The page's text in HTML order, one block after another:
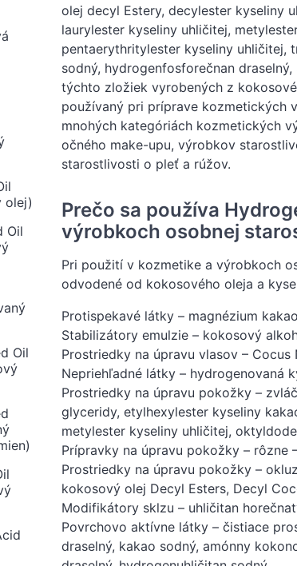
olej)
Oil
Oil
olej decyl Estery, decylester kyseliny
laurylester kyseliny uhličitej,
pentaerythritylester kyseliny uhličitej,
sodný, hydrogenfosforečnan
týchto zložiek vyrobených z
používaný pri príprave kozmetických
mnohých kategóriách kozmetických
očného make-upu, výrobkov
starostlivosti o pleť a rúžov.
Prečo sa používa
výrobkoch osobnej
Pri použití v kozmetike a výrobkoch
odvodené od kokosového oleja a
Protispekavé látky – magnézium kakao
Stabilizátory emulzie – kokosový
Prostriedky na úpravu vlasov –
Nepriehľadné látky – hydrogenovaná
Prostriedky na úpravu pokožky –
glyceridy, etylhexylester kyseliny
metylester kyseliny uhličitej,
Prípravky na úpravu pokožky –
Prostriedky na úpravu pokožky –
kokosový olej Decyl Esters, Decyl
Modifikátory sklzu – uhličitan
Povrchovo aktívne látky – čistiace
draselný, kakao sodný, amónny